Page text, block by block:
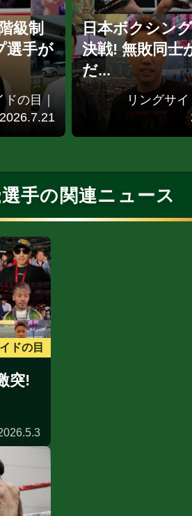
級制
選手が
の目｜
2026.7.21
日本ボクシン
決戦! 無敗同士
だ...
リングサ
手の関連ニュース
ドの目
突!